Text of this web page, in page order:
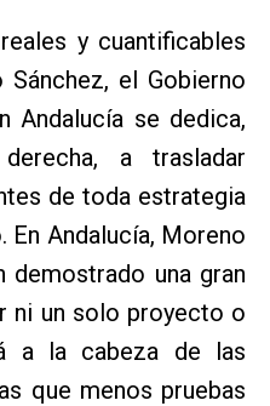
y cuantificables
el Gobierno
Andalucía se dedica,
a trasladar
de toda estrategia
En Andalucía, Moreno
demostrado una gran
ni un solo proyecto o
a la cabeza de las
que menos pruebas